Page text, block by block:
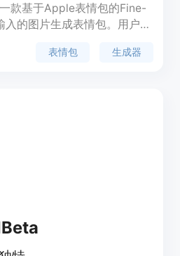
款基于Apple表情包的Fine-
的图片生成表情包。用户可
数来生成自己想要的表情包。
表情包 生成器